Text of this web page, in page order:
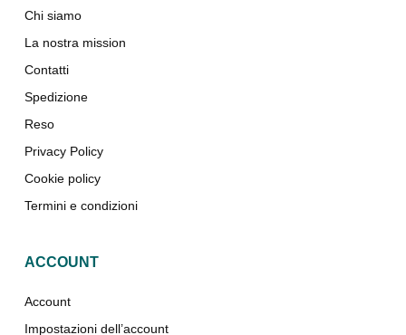
Chi siamo
La nostra mission
Contatti
Spedizione
Reso
Privacy Policy
Cookie policy
Termini e condizioni
ACCOUNT
Account
Impostazioni dell’account